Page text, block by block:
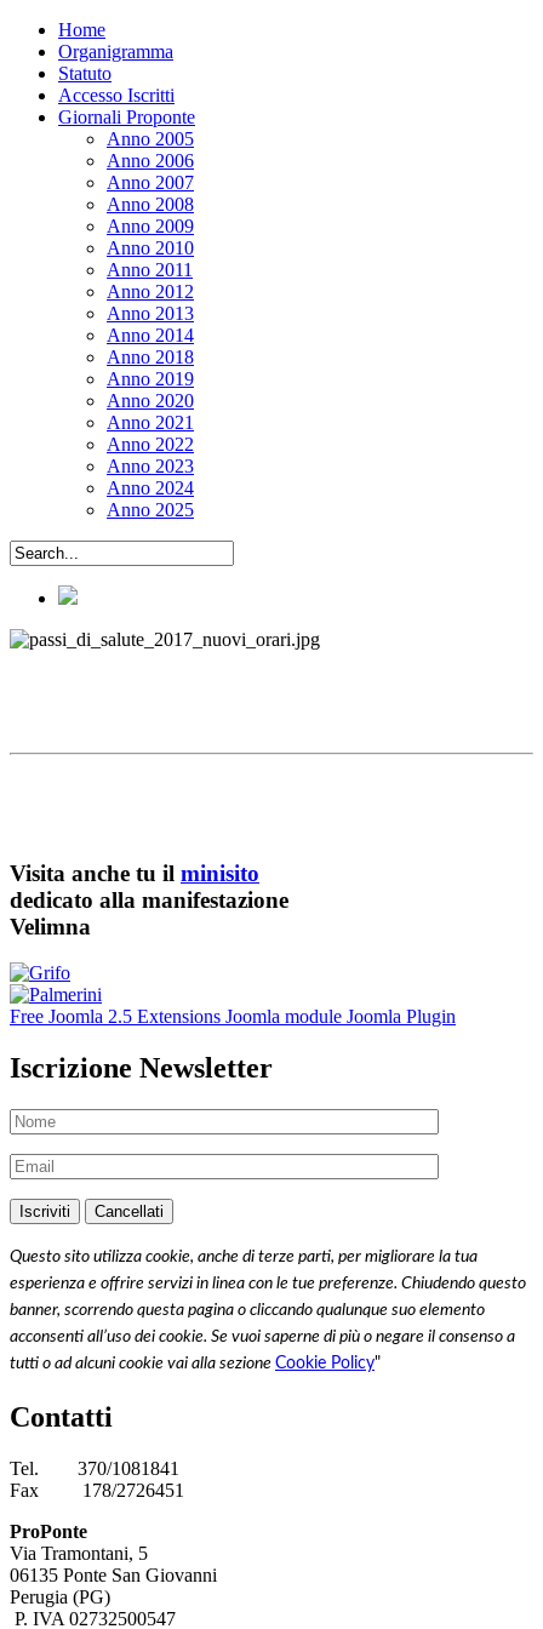
Home
Organigramma
Statuto
Accesso Iscritti
Giornali Proponte
Anno 2005
Anno 2006
Anno 2007
Anno 2008
Anno 2009
Anno 2010
Anno 2011
Anno 2012
Anno 2013
Anno 2014
Anno 2018
Anno 2019
Anno 2020
Anno 2021
Anno 2022
Anno 2023
Anno 2024
Anno 2025
Visita anche tu il minisito
dedicato alla manifestazione
Velimna
Free Joomla 2.5 Extensions Joomla module Joomla Plugin
Iscrizione Newsletter
Questo sito utilizza cookie, anche di terze parti, per migliorare la tua
esperienza e offrire servizi in linea con le tue preferenze. Chiudendo questo
banner, scorrendo questa pagina o cliccando qualunque suo elemento
acconsenti all’uso dei cookie. Se vuoi saperne di più o negare il consenso a
tutti o ad alcuni cookie vai alla sezione Cookie Policy"
Contatti
Tel.
370/1081841
Fax
178/2726451
ProPonte
Via Tramontani, 5
06135 Ponte San Giovanni
Perugia (PG)
P. IVA 02732500547